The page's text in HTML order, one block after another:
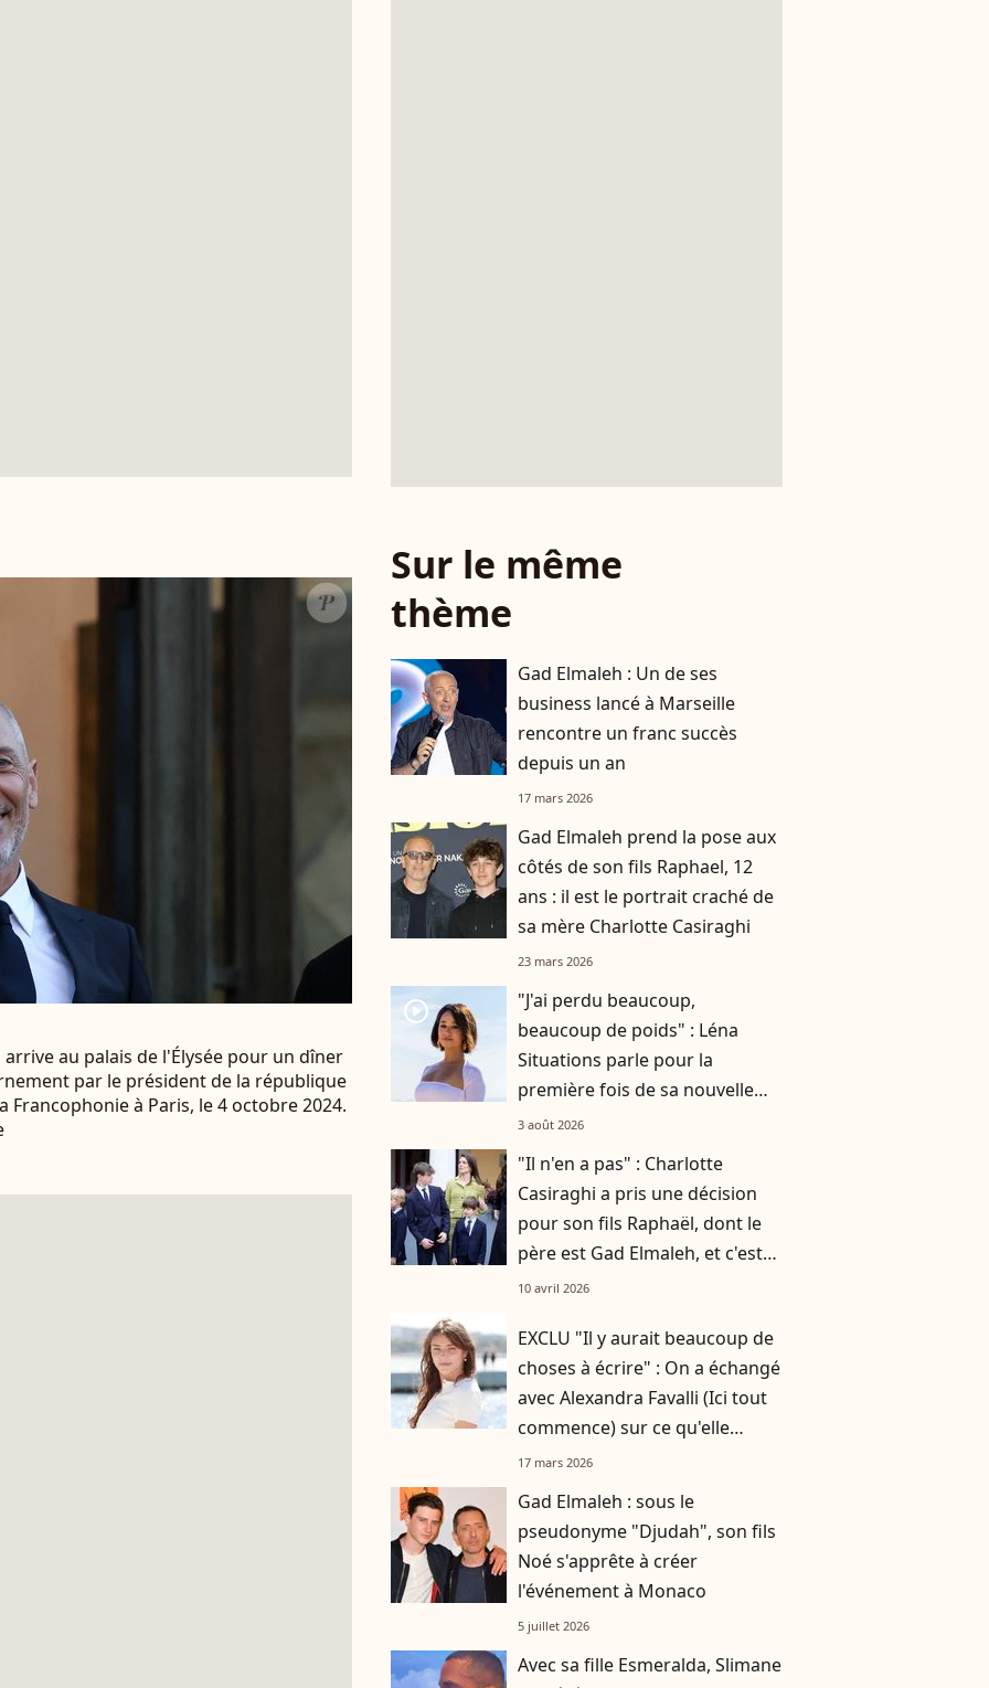
au palais de l'Élysée pour un dîner
par le président de la république
Francophonie à Paris, le 4 octobre 2024.
Sur le même
thème
Gad Elmaleh : Un de ses
business lancé à Marseille
rencontre un franc succès
depuis un an
17 mars 2026
Gad Elmaleh prend la pose aux
côtés de son fils Raphael, 12
ans : il est le portrait craché de
sa mère Charlotte Casiraghi
23 mars 2026
player2
"J'ai perdu beaucoup,
beaucoup de poids" : Léna
Situations parle pour la
première fois de sa nouvelle
silhouette et de ce qu'il s'est
3 août 2026
"Il n'en a pas" : Charlotte
Casiraghi a pris une décision
pour son fils Raphaël, dont le
père est Gad Elmaleh, et c'est
une bonne idée
10 avril 2026
EXCLU "Il y aurait beaucoup de
choses à écrire" : On a échangé
avec Alexandra Favalli (Ici tout
commence) sur ce qu'elle
aimerait pour son personnage
17 mars 2026
Gad Elmaleh : sous le
pseudonyme "Djudah", son fils
Noé s'apprête à créer
l'événement à Monaco
5 juillet 2026
Avec sa fille Esmeralda, Slimane